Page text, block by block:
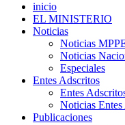
inicio
EL MINISTERIO
Noticias
Noticias
Noticias
Especiales
Entes Adscritos
Entes
Noticias
Publicaciones